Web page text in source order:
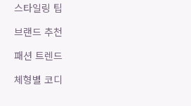
스타일링 팁
브랜드 추천
패션 트렌드
체형별 코디